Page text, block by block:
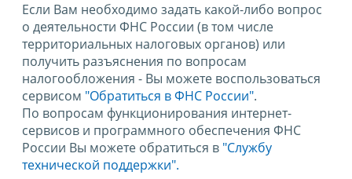
Если Вам необходимо задать какой-либо вопрос
о деятельности ФНС России (в том числе
территориальных налоговых органов) или
получить разъяснения по вопросам
налогообложения - Вы можете воспользоваться
сервисом "Обратиться в ФНС России".
По вопросам функционирования интернет-
сервисов и программного обеспечения ФНС
России Вы можете обратиться в "Службу
технической поддержки".